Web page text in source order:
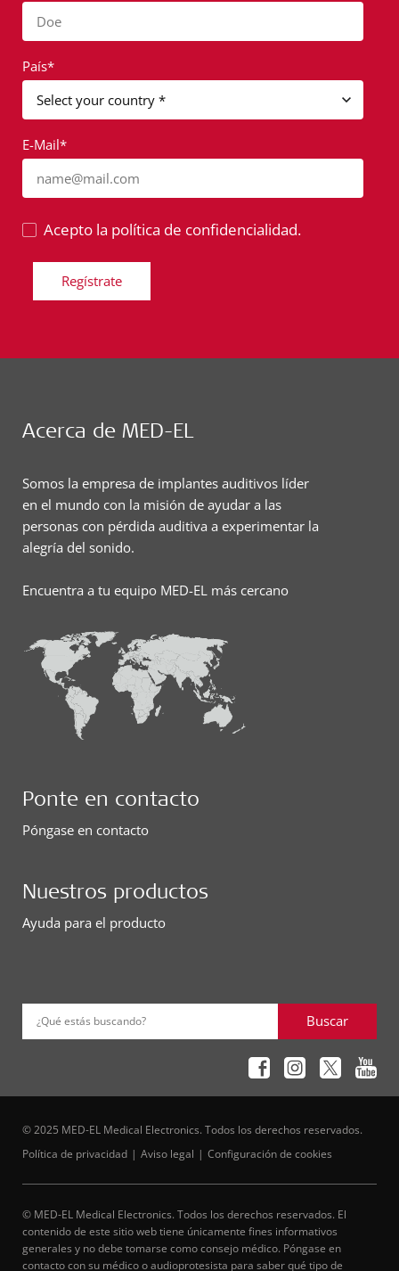
Doe
País*
E-Mail*
name@mail.com
Acepto la política de confidencialidad.
Regístrate
Acerca de MED-EL
Somos la empresa de implantes auditivos líder
en el mundo con la misión de ayudar a las
personas con pérdida auditiva a experimentar la
alegría del sonido.
Encuentra a tu equipo MED-EL más cercano
Ponte en contacto
Póngase en contacto
Nuestros productos
Ayuda para el producto
¿Qué estás buscando? Buscar
© 2025 MED-EL Medical Electronics. Todos los derechos reservados.
Política de privacidad
Aviso legal Configuración de cookies
© MED-EL Medical Electronics. Todos los derechos reservados. El
contenido de este sitio web tiene únicamente fines informativos
generales y no debe tomarse como consejo médico. Póngase en
contacto con su médico o audioprotesista para saber qué tipo de